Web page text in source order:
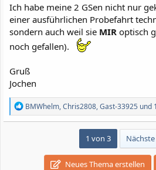
Ich habe meine 2 GSen nicht nur
einer ausführlichen Probefahrt
sondern auch weil sie MIR optisch
noch gefallen).
Gruß
Jochen
R
e
a
BMWhelm,Chris2808,Gast-33925 und
1 von 3 Nächste
Neues Thema erstellen